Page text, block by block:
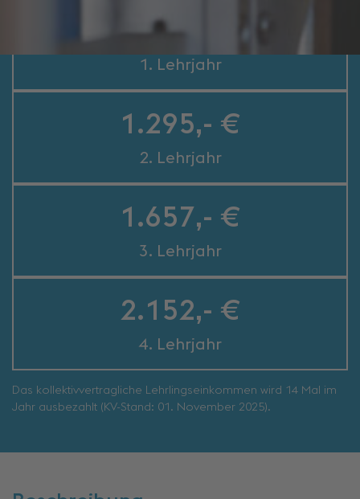
1.071,- €
1. Lehrjahr
1.295,- €
2. Lehrjahr
1.657,- €
3. Lehrjahr
2.152,- €
4. Lehrjahr
Das kollektivvertragliche Lehrlingseinkommen wird 14 Mal im
Jahr ausbezahlt (KV-Stand: 01. November 2025).